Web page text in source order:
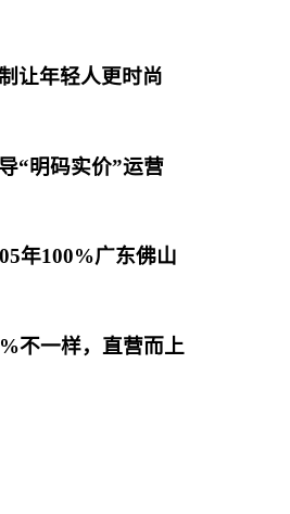
让年轻人更时尚
“明码实价”运营
年100%广东佛山
不一样，直营而上